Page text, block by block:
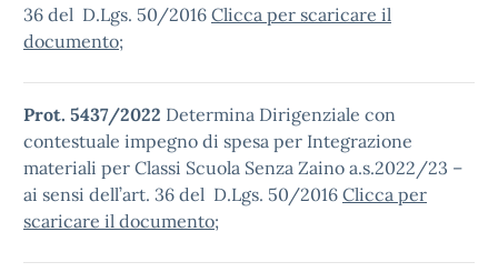
36 del D.Lgs. 50/2016 Clicca per scaricare il
documento;
Prot. 5437/2022 Determina Dirigenziale con
contestuale impegno di spesa per Integrazione
materiali per Classi Scuola Senza Zaino a.s.2022/23 –
ai sensi dell’art. 36 del D.Lgs. 50/2016 Clicca per
scaricare il documento;